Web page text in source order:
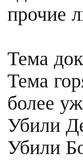
прочие
Тема
Тема
более
Убили
Убили